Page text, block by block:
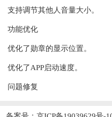
支持调节其他人音量大小。
功能优化
优化了勋章的显示位置。
优化了APP启动速度。
问题修复